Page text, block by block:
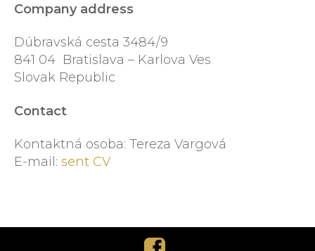
Company address
Dúbravská cesta 3484/9
841 04 Bratislava – Karlova Ves
Slovak Republic
Contact
Kontaktná osoba: Tereza Vargová
E-mail: sent CV